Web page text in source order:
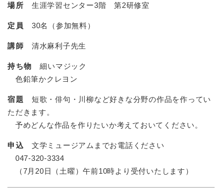
場所 生涯学習センター3階 第2研修室
定員 30名（参加無料）
講師 清水麻利子先生
持ち物 細いマジック
色鉛筆かクレヨン
宿題
短歌・俳句・川柳など好きな分野の作品を作ってい
ただきます。
予めどんな作品を作りたいか考えておいてください。
申込 文学ミュージアムまでお電話ください
047-320-3334
（7月20日（土曜）午前10時より受付いたします）